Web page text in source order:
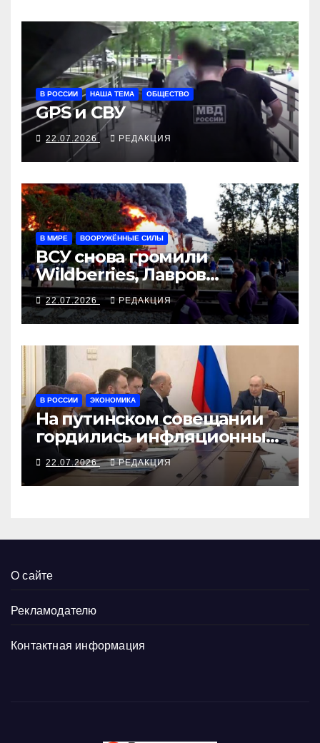
В РОССИИ НАША ТЕМА ОБЩЕСТВО
GPS и СВУ
22.07.2026 РЕДАКЦИЯ
В МИРЕ ВООРУЖЁННЫЕ СИЛЫ
ВСУ снова громили
Wildberries, Лавров
собрался жаловаться из
Манилу в Вашингтон
22.07.2026 РЕДАКЦИЯ
В РОССИИ ЭКОНОМИКА
На путинском совещании
гордились инфляционным
разгоном
22.07.2026 РЕДАКЦИЯ
О сайте
Рекламодателю
Контактная информация